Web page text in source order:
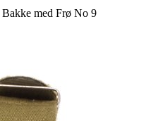
med Frø No 9